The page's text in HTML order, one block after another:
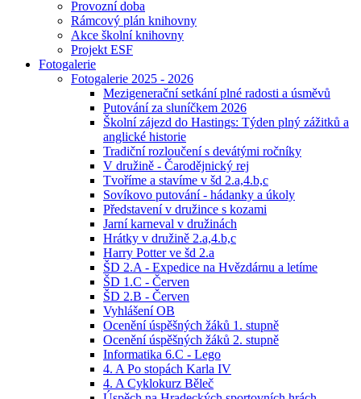
Provozní doba
Rámcový plán knihovny
Akce školní knihovny
Projekt ESF
Fotogalerie
Fotogalerie 2025 - 2026
Mezigenerační setkání plné radosti a úsměvů
Putování za sluníčkem 2026
Školní zájezd do Hastings: Týden plný zážitků a
anglické historie
Tradiční rozloučení s devátými ročníky
V družině - Čarodějnický rej
Tvoříme a stavíme v šd 2.a,4.b,c
Sovíkovo putování - hádanky a úkoly
Představení v družince s kozami
Jarní karneval v družinách
Hrátky v družině 2.a,4.b,c
Harry Potter ve šd 2.a
ŠD 2.A - Expedice na Hvězdárnu a letíme
ŠD 1.C - Červen
ŠD 2.B - Červen
Vyhlášení OB
Ocenění úspěšných žáků 1. stupně
Ocenění úspěšných žáků 2. stupně
Informatika 6.C - Lego
4. A Po stopách Karla IV
4. A Cyklokurz Běleč